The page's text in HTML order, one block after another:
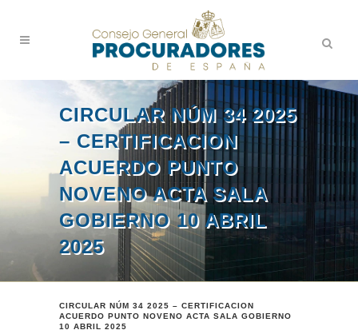
CIRCULAR NÚM 34 2025
– CERTIFICACION
ACUERDO PUNTO
NOVENO ACTA SALA
GOBIERNO 10 ABRIL
2025
CIRCULAR NÚM 34 2025 – CERTIFICACION
ACUERDO PUNTO NOVENO ACTA SALA GOBIERNO
10 ABRIL 2025